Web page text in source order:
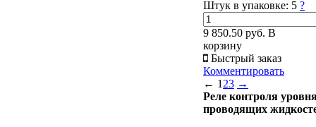
Штук в упаковке: 5 ?
9 850.50 руб. В
корзину
Быстрый заказ
Комментировать
← 1 23 →
Реле контроля
проводящих